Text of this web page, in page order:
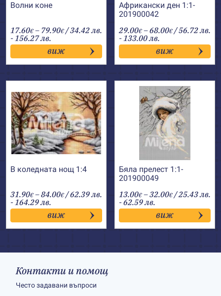
Волни коне
17.60€ – 79.90€Price
range:
17.60€
through
79.90€
/ 34.42 лв.
- 156.27 лв.
виж
Африкански ден 1:1-
201900042
29.00€ –68.00€Price
range:
29.00€
through
68.00€
/ 56.72 лв.
- 133.00 лв.
виж
В коледната нощ 1:4
31.90€ –84.00€Price
range:
31.90€
through
84.00€
/ 62.39 лв.
- 164.29 лв.
виж
Бяла прелест 1:1-
201900049
13.00€ –32.00€Price
range:
13.00€
through
32.00€
/ 25.43 лв.
- 62.59 лв.
виж
Контакти и помощ
Често задавани въпроси